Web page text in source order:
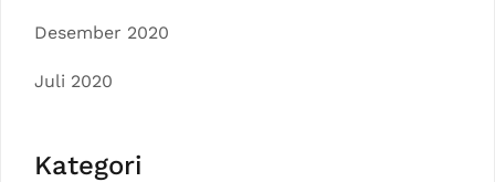
Desember 2020
Juli 2020
Kategori